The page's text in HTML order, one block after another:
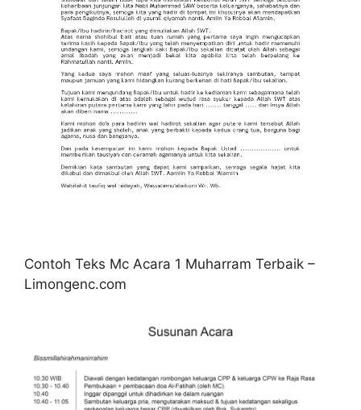
Contoh Teks Mc Acara 1 Muharram Terbaik –
Limongenc.com